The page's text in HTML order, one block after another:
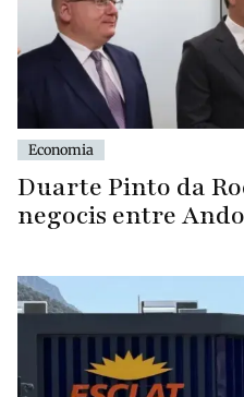
Economia
Duarte Pinto da
negocis entre